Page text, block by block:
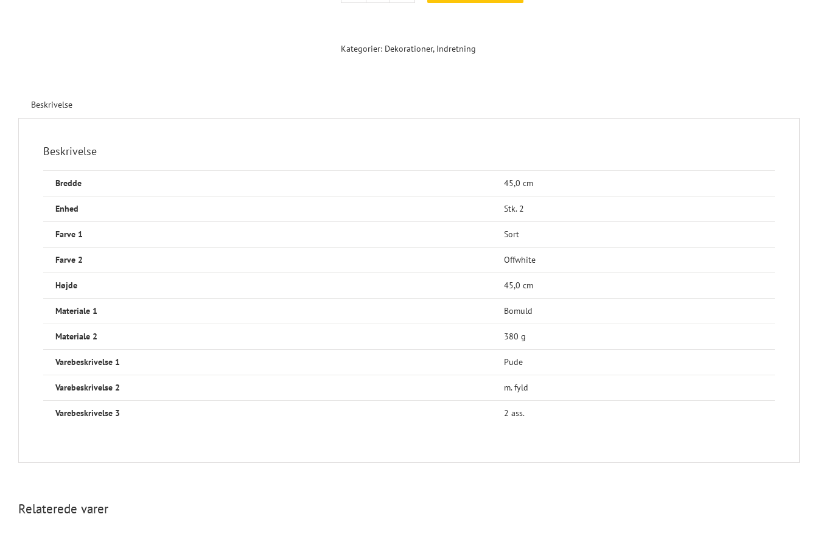
Kategorier: Dekorationer, Indretning
Beskrivelse
Beskrivelse
Bredde 45,0 cm
Enhed Stk. 2
Farve 1 Sort
Farve 2 Offwhite
Højde 45,0 cm
Materiale 1 Bomuld
Materiale 2 380 g
Varebeskrivelse 1 Pude
Varebeskrivelse 2 m. fyld
Varebeskrivelse 3 2 ass.
Relaterede varer